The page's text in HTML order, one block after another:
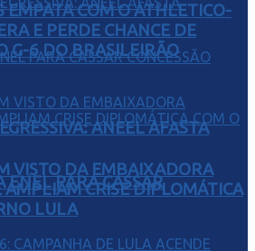
ANEEL AFASTA
PARA CASSAR
EMPATA COM O ATHLETICO-
E PERDE CHANCE DE
G-6 DO BRASILEIRÃO
VISTO DA EMBAIXADORA
AMPLIAM CRISE DIPLOMÁTICA
LULA